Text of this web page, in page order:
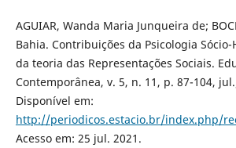
AGUIAR, Wanda Maria Junqueira de;
Bahia. Contribuições da Psicologia
da teoria das Representações Sociais.
Contemporânea, v. 5, n. 11, p. 87-104,
Disponível em:
http://periodicos.estacio.br/index.php/
Acesso em: 25 jul. 2021.